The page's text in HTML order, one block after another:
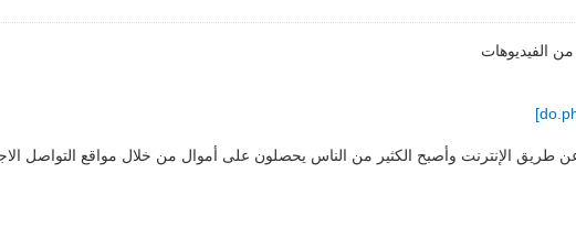
الفيديوهات
طريق الإنترنت وأصبح الكثير من الناس يحصلون على أموال من خلال مواقع التواصل